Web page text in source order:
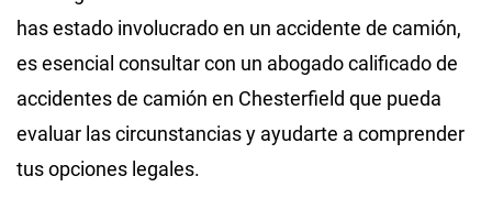
has estado involucrado en un accidente de camión,
es esencial consultar con un abogado calificado de
accidentes de camión en Chesterfield que pueda
evaluar las circunstancias y ayudarte a comprender
tus opciones legales.